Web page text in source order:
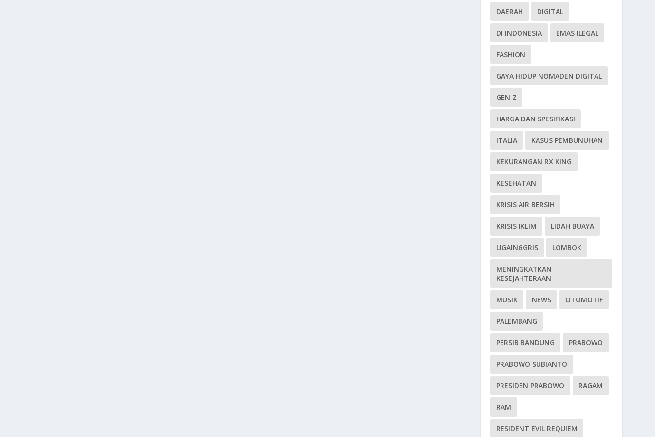
DAERAH DIGITAL
DI INDONESIA EMAS ILEGAL
FASHION
GAYA HIDUP NOMADEN DIGITAL
GEN Z
HARGA DAN SPESIFIKASI
ITALIA KASUS PEMBUNUHAN
KEKURANGAN RX KING
KESEHATAN
KRISIS AIR BERSIH
KRISIS IKLIM LIDAH BUAYA
LIGAINGGRIS LOMBOK
MENINGKATKAN
KESEJAHTERAAN
MUSIK NEWS OTOMOTIF
PALEMBANG
PERSIB BANDUNG PRABOWO
PRABOWO SUBIANTO
PRESIDEN PRABOWO RAGAM
RAM
RESIDENT EVIL REQUIEM